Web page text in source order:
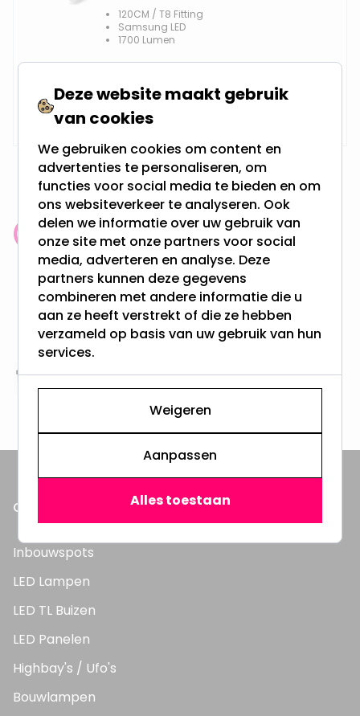
120CM / T8 Fitting
Samsung LED
1700 Lumen
Op voorraad,
Maandag verzonden
Klantenbeoordeling: 9.4/10
meer dan 100.000 klanten gingen u voor
Gratis verzending + snel geleverd
Vanaf EUR100,- naar NL & BE
& 100 dagen recht op retour
Altijd uit eigen voorraad
3000m2 - 60.000+ Producten
ONZE PRODUCTEN
Inbouwspots
LED Lampen
LED TL Buizen
LED Panelen
Highbay's / Ufo's
Bouwlampen
Deze website maakt gebruik
van cookies
We gebruiken cookies om content en
advertenties te personaliseren, om
functies voor social media te bieden en om
ons websiteverkeer te analyseren. Ook
delen we informatie over uw gebruik van
onze site met onze partners voor social
media, adverteren en analyse. Deze
partners kunnen deze gegevens
combineren met andere informatie die u
aan ze heeft verstrekt of die ze hebben
verzameld op basis van uw gebruik van hun
services.
Weigeren
Aanpassen
Alles toestaan